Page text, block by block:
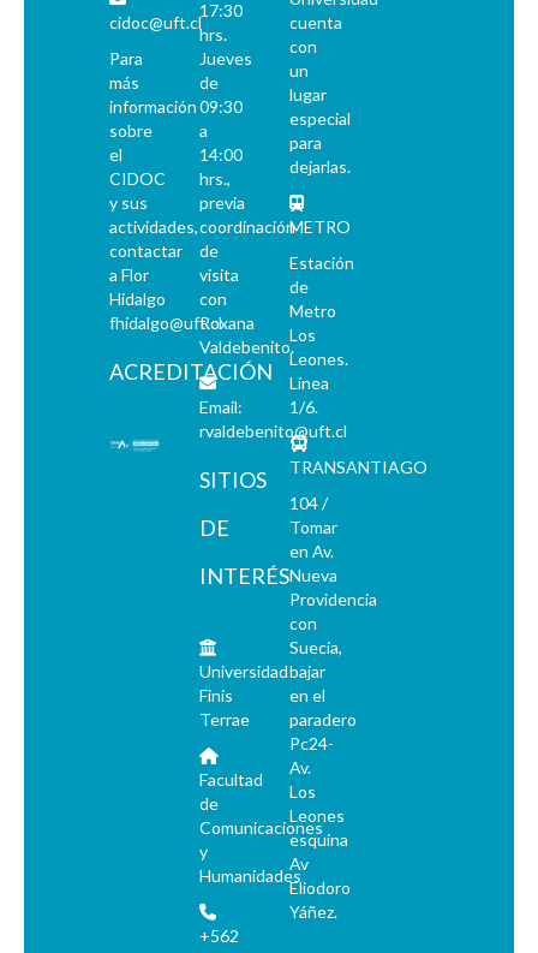
cidoc@uft.cl
Para
más
información
sobre
el
CIDOC
y sus
actividades,
contactar
a Flor
Hidalgo
fhidalgo@uft.cl
ACREDITACIÓN
17:30
hrs.
Jueves
de
09:30
a
14:00
hrs.,
previa
coordinación
de
visita
con
Roxana
Valdebenito.
Email:
rvaldebenito@uft.cl
SITIOS
DE
INTERÉS
Universidad
Finis
Terrae
Facultad
de
Comunicaciones
y
Humanidades
+562
cuenta
con
un
lugar
especial
para
dejarlas.
METRO
Estación
de
Metro
Los
Leones.
Línea
1/6.
TRANSANTIAGO
104 /
Tomar
en Av.
Nueva
Providencia
con
Suecia,
bajar
en el
paradero
Pc24-
Av.
Los
Leones
esquina
Av
Eliodoro
Yáñez.